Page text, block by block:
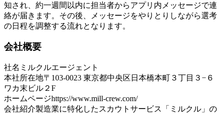
知され、約一週間以内に担当者からアプリ内メッセージで連
絡が届きます。その後、メッセージをやりとりしながら選考
の日程を調整する流れとなります。
会社概要
社名 ミルクルエージェント
本社所在地〒103-0023 東京都中央区日本橋本町３丁目３−６
ワカ末ビル２F
ホームページhttps://www.mill-crew.com/
会社紹介製造業に特化したスカウトサービス「ミルクル」の